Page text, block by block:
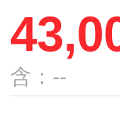
含：--